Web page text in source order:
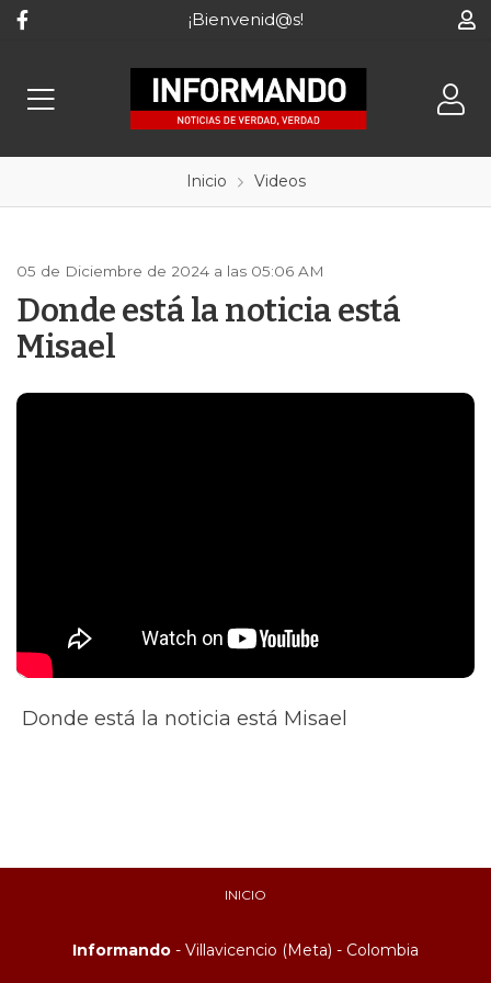
¡Bienvenid@s!
Inicio Videos
05 de Diciembre de 2024 a las 05:06 AM
Donde está la noticia está
Misael
Donde está la noticia está Misael
INICIO
Informando - Villavicencio (Meta) - Colombia